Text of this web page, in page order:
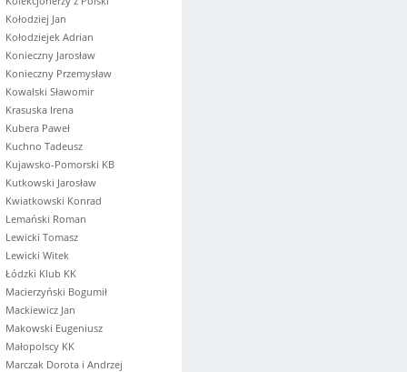
Kołodziej Jan
Kołodziejek Adrian
Konieczny Jarosław
Konieczny Przemysław
Kowalski Sławomir
Krasuska Irena
Kubera Paweł
Kuchno Tadeusz
Kujawsko-Pomorski KB
Kutkowski Jarosław
Kwiatkowski Konrad
Lemański Roman
Lewicki Tomasz
Lewicki Witek
Łódzki Klub KK
Macierzyński Bogumił
Mackiewicz Jan
Makowski Eugeniusz
Małopolscy KK
Marczak Dorota i Andrzej